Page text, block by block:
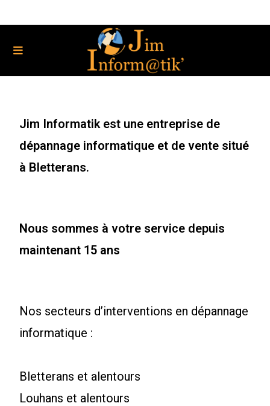
Jim Informatik est une entreprise de
dépannage informatique et de vente situé
à Bletterans.
Nous sommes à votre service depuis
maintenant 15 ans
Nos secteurs d’interventions en dépannage
informatique :
Bletterans et alentours
Louhans et alentours